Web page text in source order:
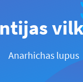
Anarhichas lupus